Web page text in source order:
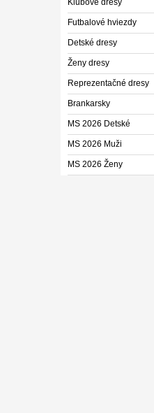
Klubové dresy
Futbalové hviezdy
Detské dresy
Ženy dresy
Reprezentačné dresy
Brankarsky
MS 2026 Detské
MS 2026 Muži
MS 2026 Ženy